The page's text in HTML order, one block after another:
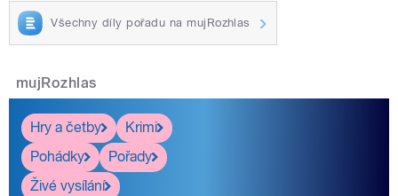
Všechny díly pořadu na mujRozhlas
mujRozhlas
Hry a četby
Krimi
Pohádky
Pořady
Živé vysílání